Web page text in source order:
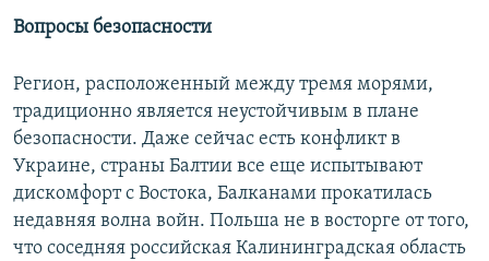
Вопросы безопасности
Регион, расположенный между тремя морями,
традиционно является неустойчивым в плане
безопасности. Даже сейчас есть конфликт в
Украине, страны Балтии все еще испытывают
дискомфорт с Востока, Балканами прокатилась
недавняя волна войн. Польша не в восторге от того,
что соседняя российская Калининградская область